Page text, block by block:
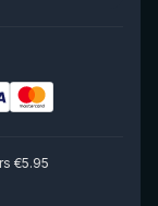
€5.95